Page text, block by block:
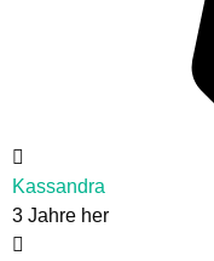
Kassandra
3 Jahre her